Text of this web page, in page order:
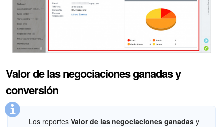
Preguntas generales
Actualización de los artículos (archivo)
EMPEZAR GRATIS
Valor de las negociaciones ganadas y
conversión
Los reportes Valor de las negociaciones ganadas y